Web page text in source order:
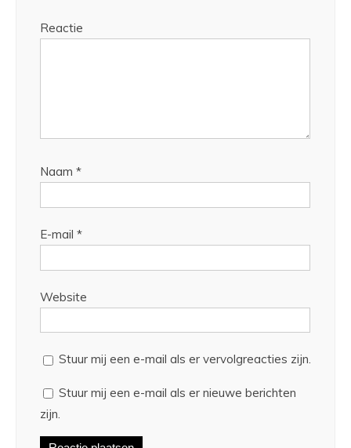
Reactie
Naam *
E-mail *
Website
Stuur mij een e-mail als er vervolgreacties zijn.
Stuur mij een e-mail als er nieuwe berichten
zijn.